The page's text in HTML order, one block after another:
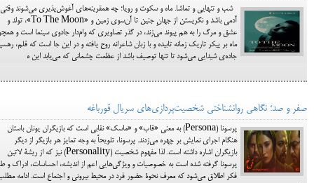
شب و تنهایی و تماشا. ماه و سکوت و رویا؛ چه همقرینه‌های آغوش‌پذیری می‌شوند وقتی
آدمی باشد و نگریستن از جهانِ جنین تا آن‌سوی زمین و «To The Moon»، تولد و
عشق و مرگ را به هم پیوند می‌زند، در گذر تصاویری که وام‌دار جادوی سینما است و
ماه بر پیکر تاریک زمانه تابیده و با زبان شاعرانه روح یافته و در این جا است که قلم،
جاده‌ی شیدایی می‌شود تا تنها توصیف باشد از عظمت چشمانی که می‌یابد این ه
صفر و صد؛ نگاهی روانشناختی شخصیت‌پردازی‌های سریال قورباغه
پرسونا (Persona) به معنی «قاب» و «ماسک» نقابی است که بازیگران یونان باستان
هنگام اجرای نمایش بر چهره می‌زدند. پرسونا، تلویحاً به وجه تمایز هر بازیگر از دیگر
بازیگران اشاره داشته است. لذا مفهوم شخصیت (Personality) نیز که از ریشۀ لاتین
پرسونا گرفته شده است به خصوصیات و ویژگی‌هایی اعم از اندیشه، احساسات، ادراک و
فکر اطلاق می‌شود که معرف نحوۀ حضور فرد در محیط بیرونی و اجتماع است. ادامه